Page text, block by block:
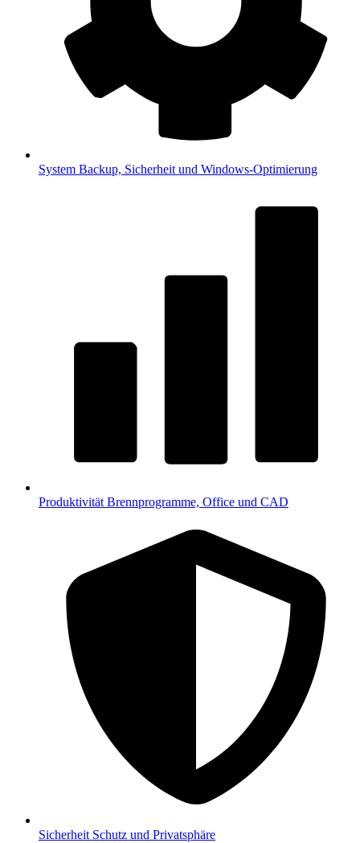
System Backup, Sicherheit und Windows-Optimierung
Produktivität Brennprogramme, Office und CAD
Sicherheit Schutz und Privatsphäre